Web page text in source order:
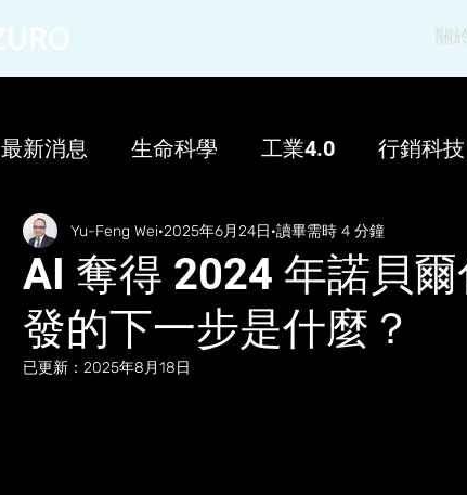
關
最新消息 生命科學 工業4.0 行銷科技
AI 奪得 2024 年諾貝
發的下一步是什麼？
Yu-Feng Wei 2025年6月24日 讀畢需時 4 分鐘
已更新： 2025年8月18日